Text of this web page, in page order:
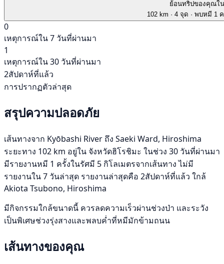
ย้อนทริปของคุณใ
102 km · 4 จุด · พบหมี 1
0
เหตุการณ์ใน 7 วันที่ผ่านมา
1
เหตุการณ์ใน 30 วันที่ผ่านมา
2สัปดาห์ที่แล้ว
การปรากฏตัวล่าสุด
สรุปความปลอดภัย
เส้นทางจาก Kyōbashi River ถึง Saeki Ward, Hiroshima
ระยะทาง 102 km อยู่ใน จังหวัดฮิโรชิมะ ในช่วง 30 วันที่ผ่านมา
มีรายงานหมี 1 ครั้งในรัศมี 5 กิโลเมตรจากเส้นทาง ไม่มี
รายงานใน 7 วันล่าสุด รายงานล่าสุดคือ 2สัปดาห์ที่แล้ว ใกล้
Akiota Tsubono, Hiroshima
มีกิจกรรมใกล้ขนาดนี้ ควรลดความเร็วผ่านช่วงป่า และระวัง
เป็นพิเศษช่วงรุ่งสางและพลบค่ำที่หมีมักข้ามถนน
เส้นทางของคุณ